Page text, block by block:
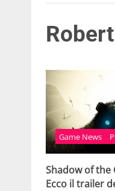
Game News
Shadow of the
Ecco il trailer